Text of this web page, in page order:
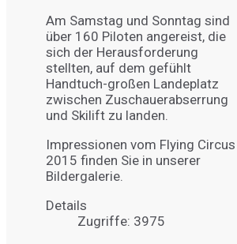
Am Samstag und Sonntag sind
über 160 Piloten angereist, die
sich der Herausforderung
stellten, auf dem gefühlt
Handtuch-großen Landeplatz
zwischen Zuschauerabserrung
und Skilift zu landen.
Impressionen vom Flying Circus
2015 finden Sie in unserer
Bildergalerie.
Details
Zugriffe: 3975